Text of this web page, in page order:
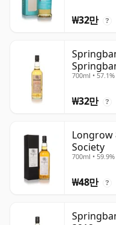
₩32만 ?
700ml • 57.1%
₩32만 ?
Longrow
Society
700ml • 59.9%
₩48만 ?